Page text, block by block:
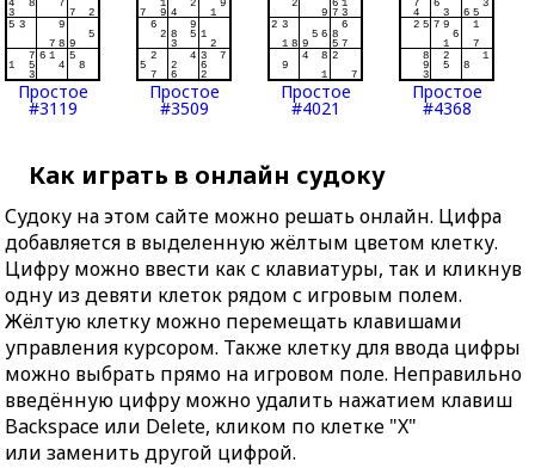
Простое
#3119
Простое
#3509
Простое
#4021
Простое
#4368
Как играть в онлайн судоку
Судоку на этом сайте можно решать онлайн. Цифра
добавляется в выделенную жёлтым цветом клетку.
Цифру можно ввести как с клавиатуры, так и кликнув
одну из девяти клеток рядом с игровым полем.
Жёлтую клетку можно перемещать клавишами
управления курсором. Также клетку для ввода цифры
можно выбрать прямо на игровом поле. Неправильно
введённую цифру можно удалить нажатием клавиш
Backspace или Delete, кликом по клетке "X"
или заменить другой цифрой.